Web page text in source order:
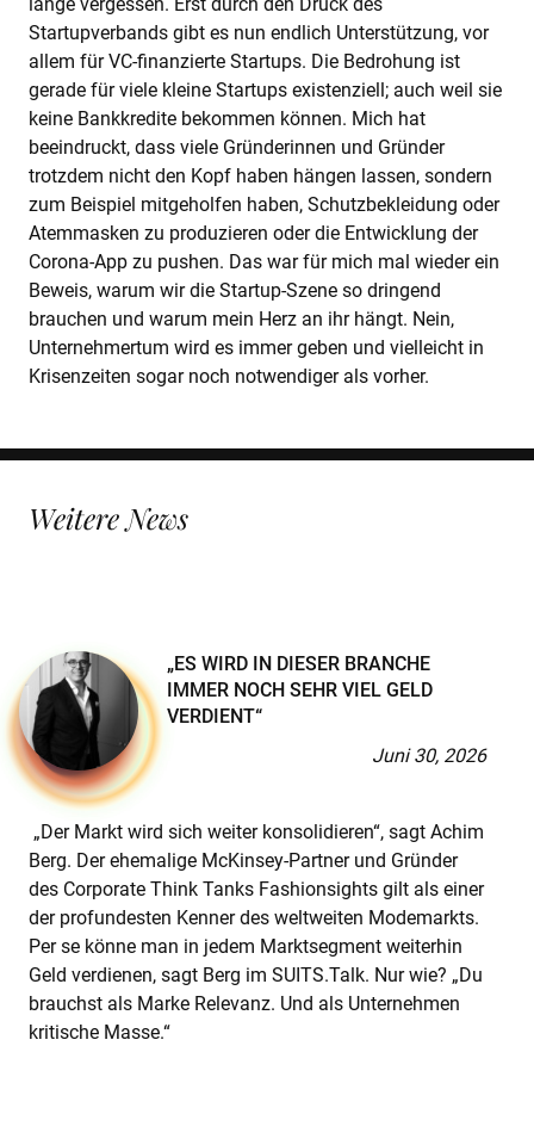
Startupverbands gibt es nun endlich Unterstützung, vor
allem für VC-finanzierte Startups. Die Bedrohung ist
gerade für viele kleine Startups existenziell; auch weil sie
keine Bankkredite bekommen können. Mich hat
beeindruckt, dass viele Gründerinnen und Gründer
trotzdem nicht den Kopf haben hängen lassen, sondern
zum Beispiel mitgeholfen haben, Schutzbekleidung oder
Atemmasken zu produzieren oder die Entwicklung der
Corona-App zu pushen. Das war für mich mal wieder ein
Beweis, warum wir die Startup-Szene so dringend
brauchen und warum mein Herz an ihr hängt. Nein,
Unternehmertum wird es immer geben und vielleicht in
Krisenzeiten sogar noch notwendiger als vorher.
Weitere News
„ES WIRD IN DIESER BRANCHE
IMMER NOCH SEHR VIEL GELD
VERDIENT“
Juni 30, 2026
„Der Markt wird sich weiter konsolidieren“, sagt Achim
Berg. Der ehemalige McKinsey-Partner und Gründer
des Corporate Think Tanks Fashionsights gilt als einer
der profundesten Kenner des weltweiten Modemarkts.
Per se könne man in jedem Marktsegment weiterhin
Geld verdienen, sagt Berg im SUITS.Talk. Nur wie? „Du
brauchst als Marke Relevanz. Und als Unternehmen
kritische Masse.“